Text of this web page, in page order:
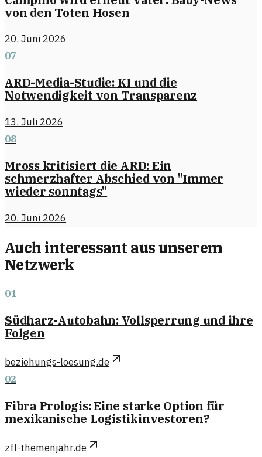
von den Toten Hosen
20. Juni 2026
07
ARD-Media-Studie: KI und die
Notwendigkeit von Transparenz
13. Juli 2026
08
Mross kritisiert die ARD: Ein
schmerzhafter Abschied von "Immer
wieder sonntags"
20. Juni 2026
Auch interessant aus unserem
Netzwerk
01
Südharz-Autobahn: Vollsperrung und ihre
Folgen
beziehungs-loesung.de
02
Fibra Prologis: Eine starke Option für
mexikanische Logistikinvestoren?
zfl-themenjahr.de